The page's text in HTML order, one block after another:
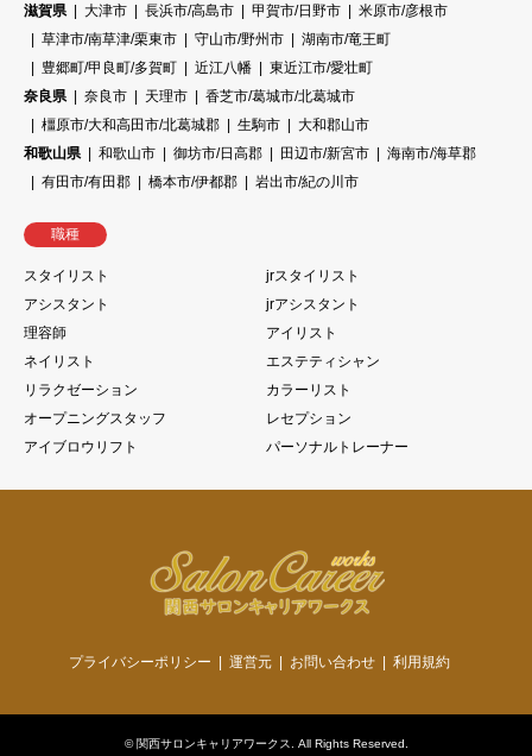
滋賀県
大津市 長浜市/高島市 甲賀市/日野市
米原市/彦根市
草津市/南草津/栗東市
守山市/野州市
湖南市/竜王町
豊郷町/甲良町/多賀町
近江八幡
東近江市/愛壮町
奈良県
奈良市 天理市
香芝市/葛城市/北葛城市
橿原市/大和高田市/北葛城郡
生駒市
大和郡山市
和歌山県
和歌山市 御坊市/日高郡 田辺市/新宮市
海南市/海草郡
有田市/有田郡
橋本市/伊都郡 岩出市/紀の川市
職種
スタイリスト
jrスタイリスト
アシスタント
jrアシスタント
理容師
アイリスト
ネイリスト
エステティシャン
リラクゼーション
カラーリスト
オープニングスタッフ
レセプション
アイブロウリフト
パーソナルトレーナー
プライバシーポリシー 運営元 お問い合わせ 利用規約
© 関西サロンキャリアワークス . All Rights Reserved.